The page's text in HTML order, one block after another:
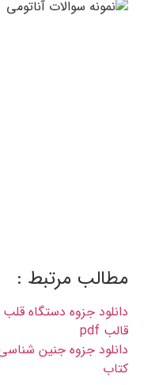
مطالب مرتبط :
دانلود جزوه دستگاه
قالب pdf
کتاب